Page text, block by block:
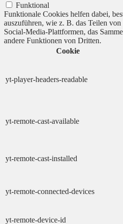
Funktional
Funktionale Cookies helfen dabei,
auszuführen, wie z. B. das Teilen
Social-Media-Plattformen, das
andere Funktionen von Dritten.
Cookie
yt-player-headers-readable
yt-remote-cast-available
yt-remote-cast-installed
yt-remote-connected-devices
yt-remote-device-id